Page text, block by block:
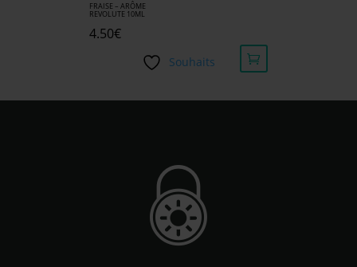
FRAISE – ARÔME
REVOLUTE 10ML
4.50€
Souhaits